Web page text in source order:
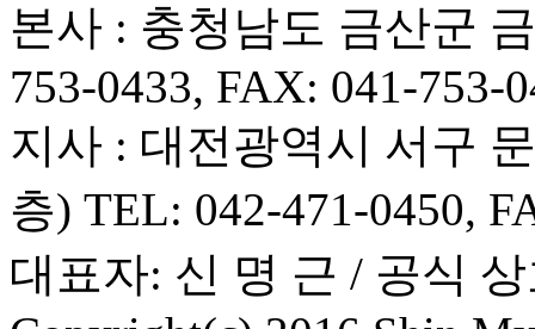
본사 : 충청남도 금산군
753-0433, FAX: 041-753-
지사 : 대전광역시 서구
층) TEL: 042-471-0450,
대표자: 신 명 근 / 공식